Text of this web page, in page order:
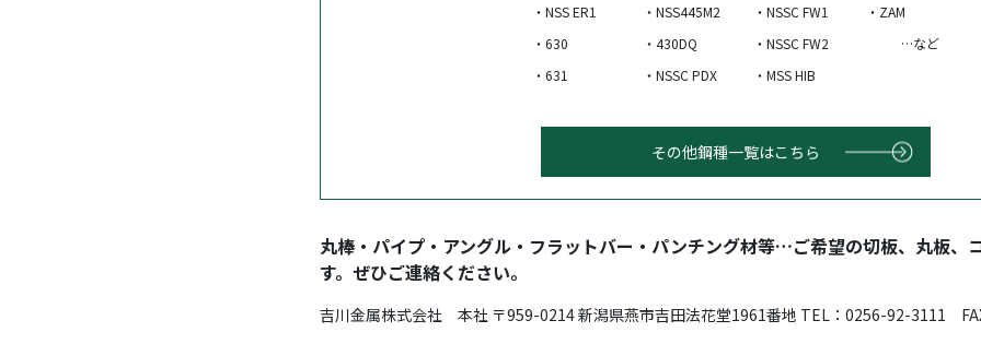
・NSS ER1
・630
・631
・NSS445M2
・430DQ
・NSSC PDX
・NSSC FW1
・NSSC FW2
・MSS HIB
・ZAM
…など
その他鋼種一覧はこちら
丸棒・パイプ・アングル・フラットバー・パンチング材等…ご希望の切板、丸板、
す。ぜひご連絡ください。
吉川金属株式会社 本社 〒959-0214 新潟県燕市吉田法花堂1961番地 TEL：0256-92-3111